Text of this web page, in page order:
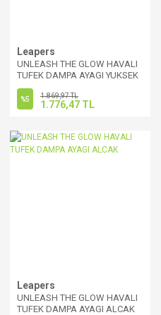
Leapers
UNLEASH THE GLOW HAVALI
TUFEK DAMPA AYAGI YUKSEK
%5 1.869,97 TL
1.776,47 TL
Leapers
UNLEASH THE GLOW HAVALI
TUFEK DAMPA AYAGI ALCAK